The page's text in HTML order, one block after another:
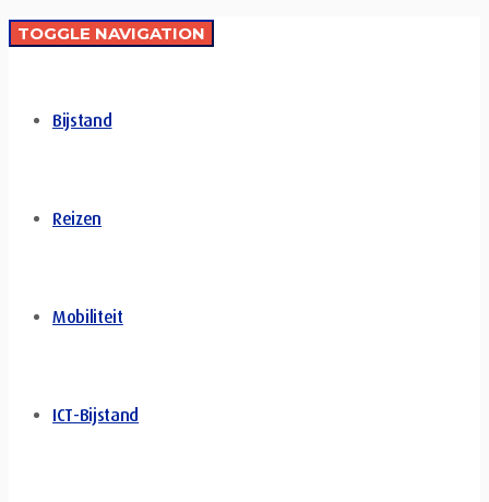
TOGGLE NAVIGATION
Bijstand
Reizen
Mobiliteit
ICT-Bijstand